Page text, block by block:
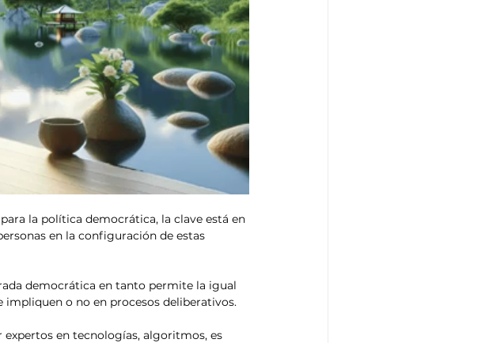
la política democrática, la clave está en
en la configuración de estas
democrática en tanto permite la igual
o no en procesos deliberativos.
expertos en tecnologías, algoritmos, es